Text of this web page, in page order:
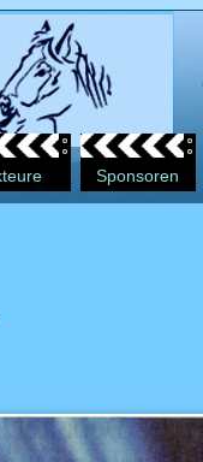
Sponsoren